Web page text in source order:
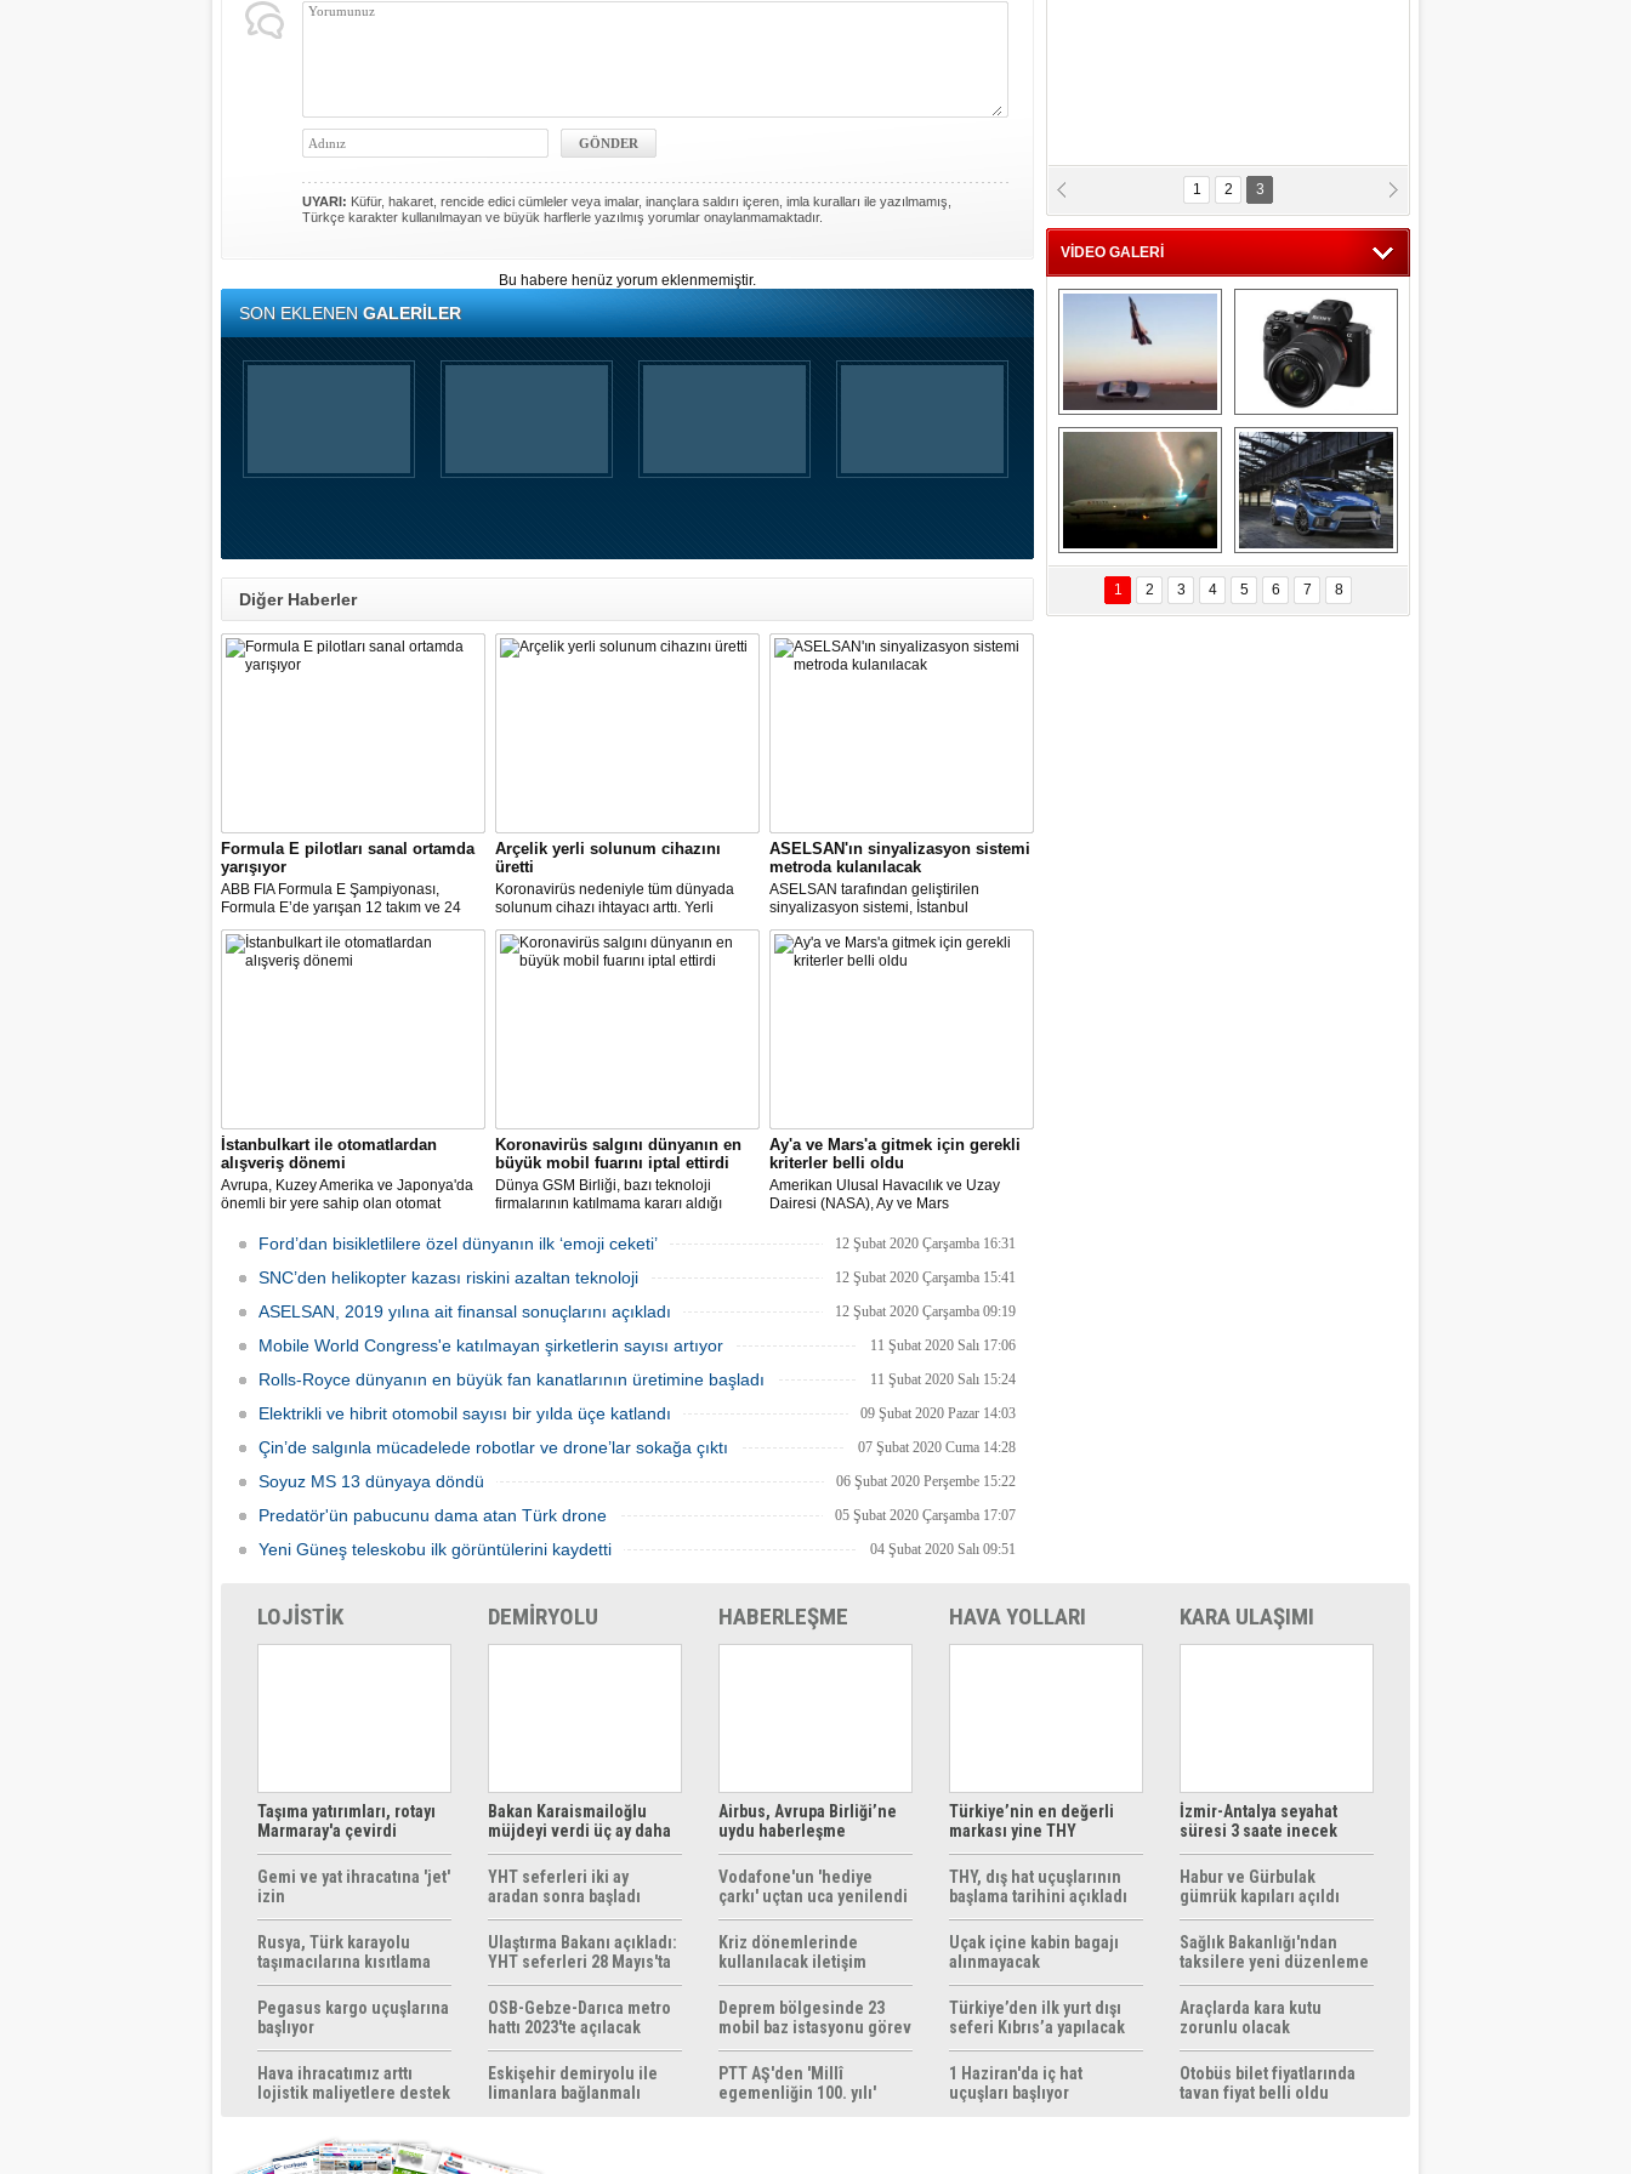
UYARI: Küfür, hakaret, rencide edici cümleler veya imalar, inançlara saldırı içeren, imla kuralları ile yazılmamış,
Türkçe karakter kullanılmayan ve büyük harflerle yazılmış yorumlar onaylanmamaktadır.
Bu habere henüz yorum eklenmemiştir.
SON EKLENENGALERİLER
Diğer Haberler
Formula E pilotları sanal ortamda
yarışıyor
ABB FIA Formula E Şampiyonası,
Formula E’de yarışan 12 takım ve 24
pilot ile birlikte “ABB Formula E Race at
Home Challenge” organizasyonunda
yarışacak.
Arçelik yerli solunum cihazını
üretti
Koronavirüs nedeniyle tüm dünyada
solunum cihazı ihtayacı arttı. Yerli
solunum cihazı için ilk çalışmayı, Biosys
Biyomedikal tasarladı, Arçelik üretti.
ASELSAN ve Baykar Savunma
ASELSAN'ın sinyalizasyon sistemi
metroda kulanılacak
ASELSAN tarafından geliştirilen
sinyalizasyon sistemi, İstanbul
metrosunda kullanılacak.
İstanbulkart ile otomatlardan
alışveriş dönemi
Avrupa, Kuzey Amerika ve Japonya'da
önemli bir yere sahip olan otomat
Uluslararası Fuarcılık tarafından
Servis Sistemler Fuarı VENDEX
Koronavirüs salgını dünyanın en
büyük mobil fuarını iptal ettirdi
Dünya GSM Birliği, bazı teknoloji
firmalarının katılmama kararı aldığı
yapılmayacağını açıkladı.
Ay'a ve Mars'a gitmek için gerekli
kriterler belli oldu
Amerikan Ulusal Havacılık ve Uzay
Dairesi (NASA), Ay ve Mars
için ilan verdi.
Ford’dan bisikletlilere özel dünyanın ilk ‘emoji ceketi’ 12 Şubat 2020 Çarşamba 16:31
SNC’den helikopter kazası riskini azaltan teknoloji 12 Şubat 2020 Çarşamba 15:41
ASELSAN, 2019 yılına ait finansal sonuçlarını açıkladı 12 Şubat 2020 Çarşamba 09:19
Mobile World Congress'e katılmayan şirketlerin sayısı artıyor 11 Şubat 2020 Salı 17:06
Rolls-Royce dünyanın en büyük fan kanatlarının üretimine başladı 11 Şubat 2020 Salı 15:24
Elektrikli ve hibrit otomobil sayısı bir yılda üçe katlandı 09 Şubat 2020 Pazar 14:03
Çin’de salgınla mücadelede robotlar ve drone’lar sokağa çıktı 07 Şubat 2020 Cuma 14:28
Soyuz MS 13 dünyaya döndü 06 Şubat 2020 Perşembe 15:22
Predatör'ün pabucunu dama atan Türk drone 05 Şubat 2020 Çarşamba 17:07
Yeni Güneş teleskobu ilk görüntülerini kaydetti 04 Şubat 2020 Salı 09:51
1 2 3
VİDEO GALERİ
Savaş uçağı
pilotundan
muhteşem gösteri
Sony Alpha 7R II ön
inceleme
Delta uçağına
yıldırım çarptı
Ford Focus RS
(2015)
1 2 3 4 5 6 7 8
LOJİSTİK
Taşıma yatırımları, rotayı
Marmaray'a çevirdi
Gemi ve yat ihracatına 'jet'
izin
Rusya, Türk karayolu
taşımacılarına kısıtlama
getirebilir
Pegasus kargo uçuşlarına
başlıyor
Hava ihracatımız arttı
lojistik maliyetlere destek
DEMİRYOLU
Bakan Karaismailoğlu
müjdeyi verdi üç ay daha
ücretsiz
YHT seferleri iki ay
aradan sonra başladı
Ulaştırma Bakanı açıkladı:
YHT seferleri 28 Mayıs'ta
başlıyor
OSB-Gebze-Darıca metro
hattı 2023'te açılacak
Eskişehir demiryolu ile
limanlara bağlanmalı
HABERLEŞME
Airbus, Avrupa Birliği’ne
uydu haberleşme
çözümleri sunuyor
Vodafone'un 'hediye
çarkı' uçtan uca yenilendi
Kriz dönemlerinde
kullanılacak iletişim
yöntemleri rehberi
hazırlandı
Deprem bölgesinde 23
mobil baz istasyonu görev
yapıyor
PTT AŞ'den 'Millî
egemenliğin 100. yılı'
HAVA YOLLARI
Türkiye’nin en değerli
markası yine THY
THY, dış hat uçuşlarının
başlama tarihini açıkladı
Uçak içine kabin bagajı
alınmayacak
Türkiye’den ilk yurt dışı
seferi Kıbrıs’a yapılacak
1 Haziran'da iç hat
uçuşları başlıyor
KARA ULAŞIMI
İzmir-Antalya seyahat
süresi 3 saate inecek
Habur ve Gürbulak
gümrük kapıları açıldı
Sağlık Bakanlığı'ndan
taksilere yeni düzenleme
Araçlarda kara kutu
zorunlu olacak
Otobüs bilet fiyatlarında
tavan fiyat belli oldu